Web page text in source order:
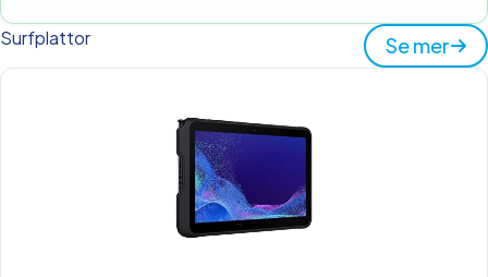
Surfplattor Se mer